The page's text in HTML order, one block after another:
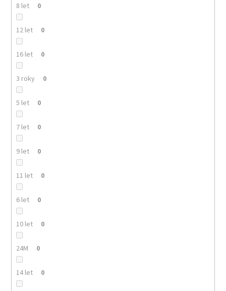
8 let 0
12 let 0
16 let 0
3 roky 0
5 let 0
7 let 0
9 let 0
11 let 0
6 let 0
10 let 0
24M 0
14 let 0